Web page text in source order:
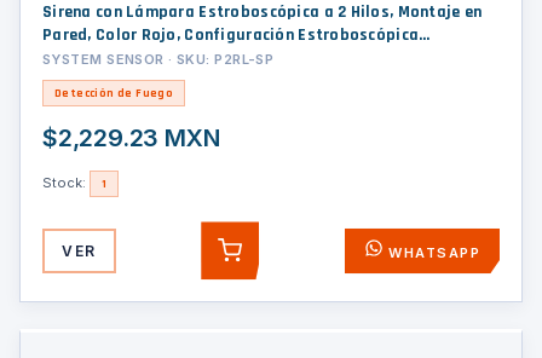
Sirena con Lámpara Estroboscópica a 2 Hilos, Montaje en
Pared, Color Rojo, Configuración Estroboscópica
Seleccionable y Texto en Español, Nuevo Diseño Moderno y
Elegante y Menor Consumo de Corriente
SYSTEM SENSOR · SKU: P2RL-SP
Detección de Fuego
$2,229.23 MXN
Stock: 1
VER AGREGAR WHATSAPP